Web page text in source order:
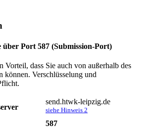
über Port 587 (Submission-Port)
Vorteil, dass Sie auch von außerhalb des
können. Verschlüsselung und
send.htwk-leipzig.de
siehe Hinweis 2
587